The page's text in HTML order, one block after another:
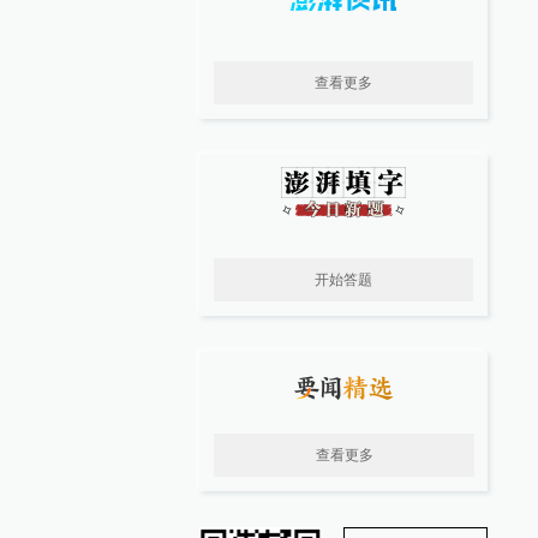
查看更多
开始答题
查看更多